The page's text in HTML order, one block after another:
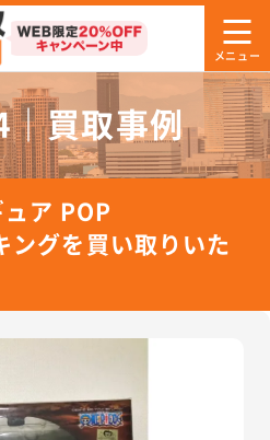
買取事例
ア POP
ングを買い取りいた